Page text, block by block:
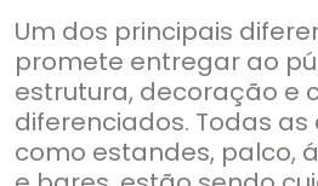
Um dos principais
promete entregar ao
estrutura, decoração e
diferenciados. Todas
como estandes, palco,